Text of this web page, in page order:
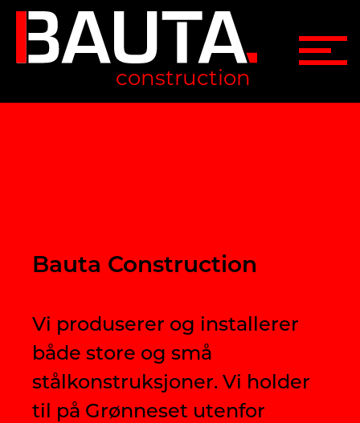
construction
Bauta Construction
Vi produserer og installerer
både store og små
stålkonstruksjoner. Vi holder
til på Grønneset utenfor